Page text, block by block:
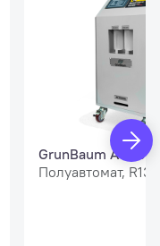
GrunBaum
Полуавтомат, R134